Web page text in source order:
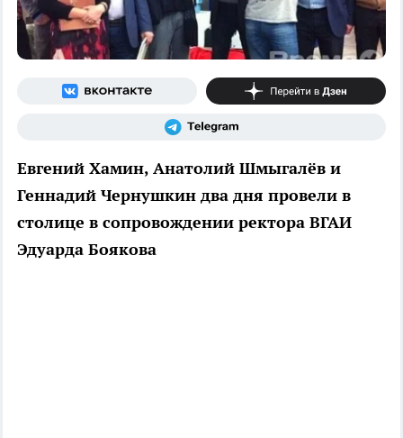
Евгений Хамин, Анатолий Шмыгалёв и
Геннадий Чернушкин два дня провели в
столице в сопровождении ректора ВГАИ
Эдуарда Боякова